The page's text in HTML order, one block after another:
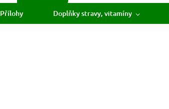
Přílohy Doplňky stravy, vitamíny